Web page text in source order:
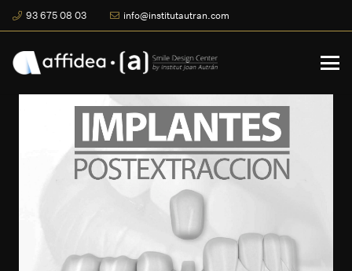
93 675 08 03 info@institutautran.com